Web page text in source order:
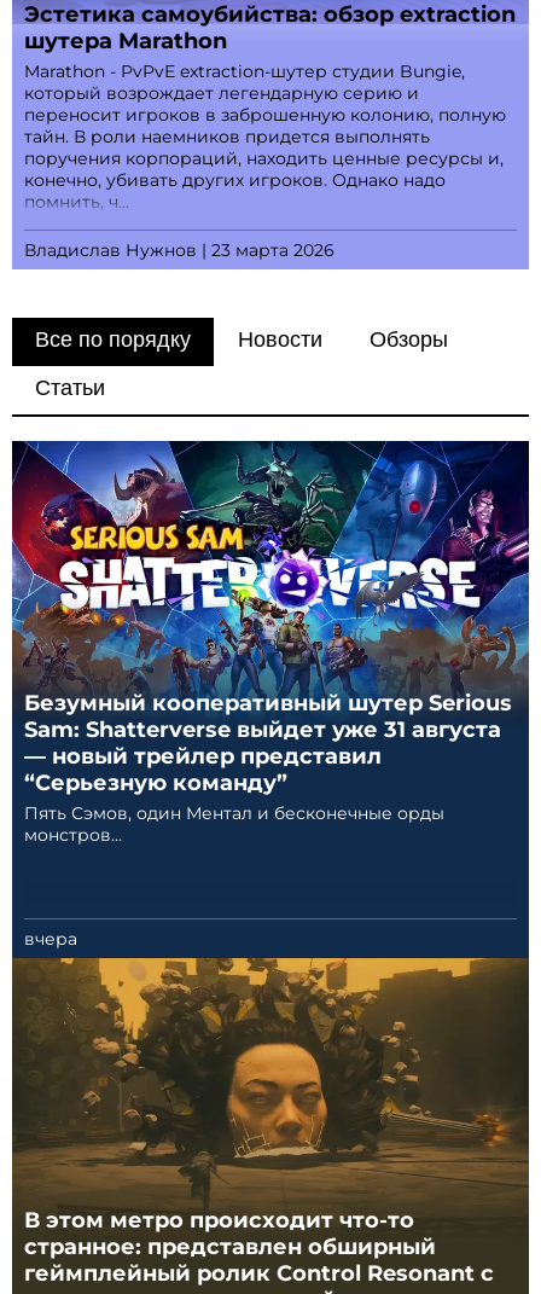
Эстетика самоубийства: обзор extraction
шутера Marathon
Marathon - PvPvE extraction-шутер студии Bungie,
который возрождает легендарную серию и
переносит игроков в заброшенную колонию, полную
тайн. В роли наемников придется выполнять
поручения корпораций, находить ценные ресурсы и,
конечно, убивать других игроков. Однако надо
помнить, ч...
Владислав Нужнов | 23 марта 2026
Все по порядку Новости
Обзоры
Статьи
Безумный кооперативный шутер Serious
Sam: Shatterverse выйдет уже 31 августа
— новый трейлер представил
“Серьезную команду”
Пять Сэмов, один Ментал и бесконечные орды
монстров...
вчера
В этом метро происходит что-то
странное: представлен обширный
геймплейный ролик Control Resonant с